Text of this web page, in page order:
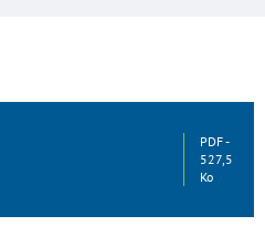
PDF
527,5
Ko